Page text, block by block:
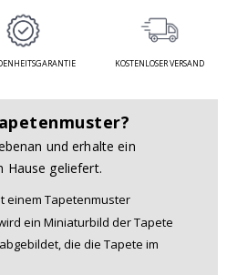
KOSTENLOSER VERSAND
und erhalte ein
Hause geliefert.
einem Tapetenmuster
ein Miniaturbild der Tapete
die die Tapete im